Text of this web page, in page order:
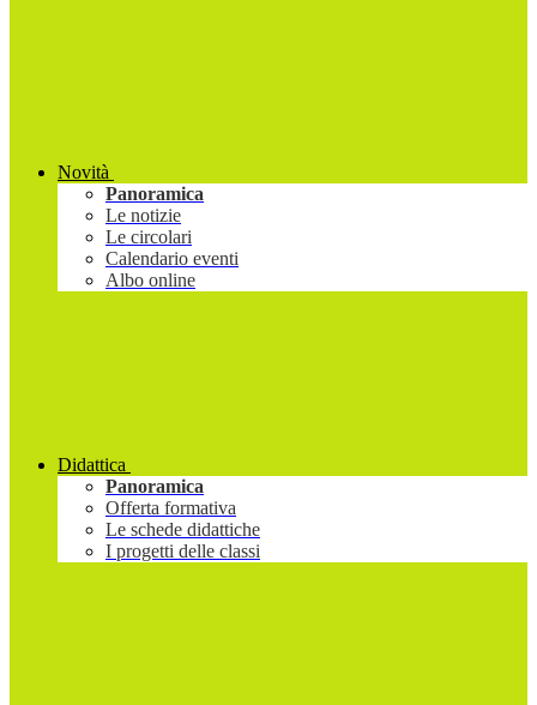
Novità
Panoramica
Le notizie
Le circolari
Calendario eventi
Albo online
Didattica
Panoramica
Offerta formativa
Le schede didattiche
I progetti delle classi